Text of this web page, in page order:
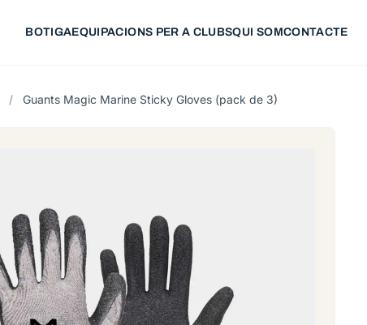
BOTIGAEQUIPACIONS PER A CLUBSQUI SOMCONTACTE
/ Guants Magic Marine Sticky Gloves (pack de 3)